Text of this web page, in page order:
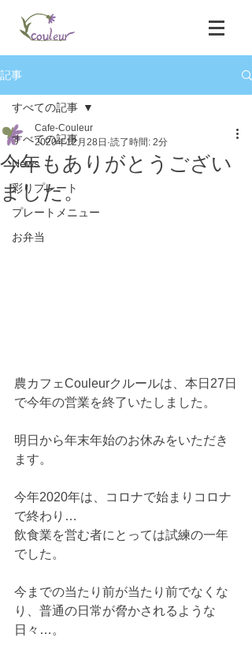
記事
すべての記事
News
彩りプレート
プレートメニュー
お弁当
すべての記事
今年もありがとうござい
ました。
Cafe-Couleur
2020年12月28日 読了時間: 2分
農カフェCouleurクルールは、本日27日
で今年の営業を終了いたしました。
明日から年末年始のお休みをいただき
ます。
今年2020年は、コロナで始まりコロナ
で終わり…
飲食業を営む者にとっては試練の一年
でした。
今までの当たり前が当たり前でなくな
り、普通の日常が脅かされるような
日々…。